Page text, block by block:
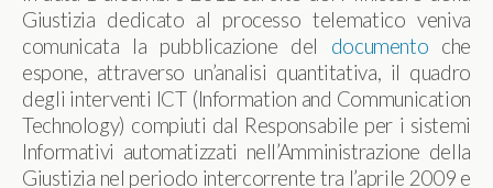
Giustizia dedicato al processo telematico veniva
comunicata la pubblicazione del documento che
espone, attraverso un’analisi quantitativa, il quadro
degli interventi ICT (Information and Communication
Technology) compiuti dal Responsabile per i sistemi
Informativi automatizzati nell’Amministrazione della
Giustizia nel periodo intercorrente tra l’aprile 2009 e